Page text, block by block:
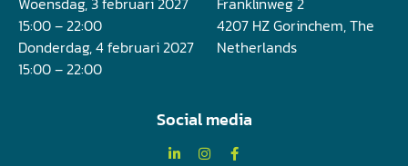
15:00 – 22:00
Donderdag, 4 februari 2027
15:00 – 22:00
4207 HZ Gorinchem, The
Netherlands
Social media